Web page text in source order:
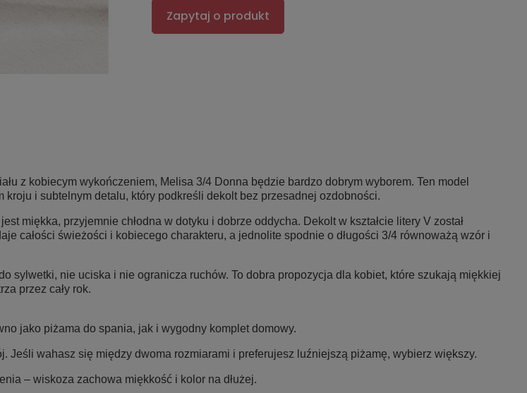
Zapytaj o produkt
z kobiecym wykończeniem, Melisa 3/4 Donna będzie bardzo dobrym wyborem. Ten model
i subtelnym detalu, który podkreśli dekolt bez przesadnej ozdobności.
miękka, przyjemnie chłodna w dotyku i dobrze oddycha. Dekolt w kształcie litery V został
całości świeżości i kobiecego charakteru, a jednolite spodnie o długości 3/4 równoważą wzór i
sylwetki, nie uciska i nie ogranicza ruchów. To dobra propozycja dla kobiet, które szukają miękkiej
przez cały rok.
jako piżama do spania, jak i wygodny komplet domowy.
wahasz się między dwoma rozmiarami i preferujesz luźniejszą piżamę, wybierz większy.
– wiskoza zachowa miękkość i kolor na dłużej.